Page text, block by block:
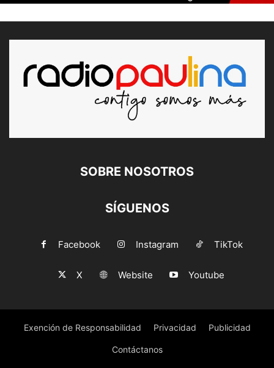
SOBRE NOSOTROS
SÍGUENOS
Facebook Instagram TikTok
X Website Youtube
Exención de Responsabilidad Privacidad Publicidad
Contáctanos